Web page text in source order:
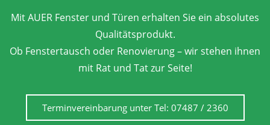
Mit AUER Fenster und Türen erhalten Sie ein absolutes
Qualitätsprodukt.
Ob Fenstertausch oder Renovierung – wir stehen ihnen
mit Rat und Tat zur Seite!
Terminvereinbarung unter Tel: 07487 / 2360